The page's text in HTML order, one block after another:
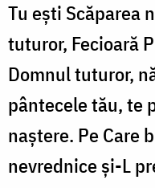
Tu eşti Scăparea
tuturor, Fecioară
Domnul tuturor,
pântecele tău, te
naştere. Pe Care
nevrednice şi-L